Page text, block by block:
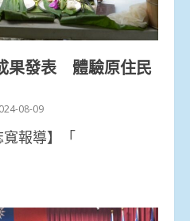
果發表 體驗原住民
08-09
寬報導】「